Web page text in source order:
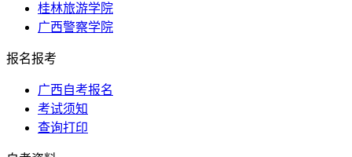
桂林旅游学院
广西警察学院
报名报考
广西自考报名
考试须知
查询打印